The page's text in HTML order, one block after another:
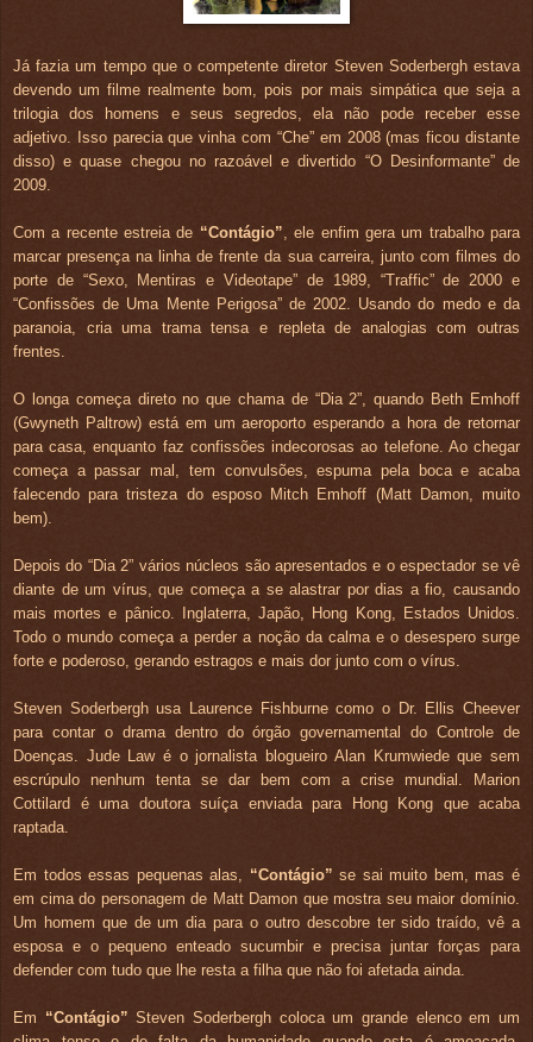
Já fazia um tempo que o competente diretor Steven Soderbergh estava
devendo um filme realmente bom, pois por mais simpática que seja a
trilogia dos homens e seus segredos, ela não pode receber esse
adjetivo. Isso parecia que vinha com “Che” em 2008 (mas ficou distante
disso) e quase chegou no razoável e divertido “O Desinformante” de
2009.
Com a recente estreia de “Contágio” , ele enfim gera um trabalho para
marcar presença na linha de frente da sua carreira, junto com filmes do
porte de “Sexo, Mentiras e Videotape” de 1989, “Traffic” de 2000 e
“Confissões de Uma Mente Perigosa” de 2002. Usando do medo e da
paranoia, cria uma trama tensa e repleta de analogias com outras
frentes.
O longa começa direto no que chama de “Dia 2”, quando Beth Emhoff
(Gwyneth Paltrow) está em um aeroporto esperando a hora de retornar
para casa, enquanto faz confissões indecorosas ao telefone. Ao chegar
começa a passar mal, tem convulsões, espuma pela boca e acaba
falecendo para tristeza do esposo Mitch Emhoff (Matt Damon, muito
bem).
Depois do “Dia 2” vários núcleos são apresentados e o espectador se vê
diante de um vírus, que começa a se alastrar por dias a fio, causando
mais mortes e pânico. Inglaterra, Japão, Hong Kong, Estados Unidos.
Todo o mundo começa a perder a noção da calma e o desespero surge
forte e poderoso, gerando estragos e mais dor junto com o vírus.
Steven Soderbergh usa Laurence Fishburne como o Dr. Ellis Cheever
para contar o drama dentro do órgão governamental do Controle de
Doenças. Jude Law é o jornalista blogueiro Alan Krumwiede que sem
escrúpulo nenhum tenta se dar bem com a crise mundial. Marion
Cottilard é uma doutora suíça enviada para Hong Kong que acaba
raptada.
Em todos essas pequenas alas, “Contágio”se sai muito bem, mas é
em cima do personagem de Matt Damon que mostra seu maior domínio.
Um homem que de um dia para o outro descobre ter sido traído, vê a
esposa e o pequeno enteado sucumbir e precisa juntar forças para
defender com tudo que lhe resta a filha que não foi afetada ainda.
Em “Contágio”Steven Soderbergh coloca um grande elenco em um